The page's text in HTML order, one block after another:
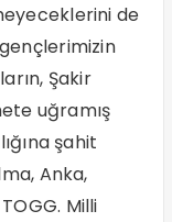
de
Şakir
uğramış
şahit
Anka,
Milli